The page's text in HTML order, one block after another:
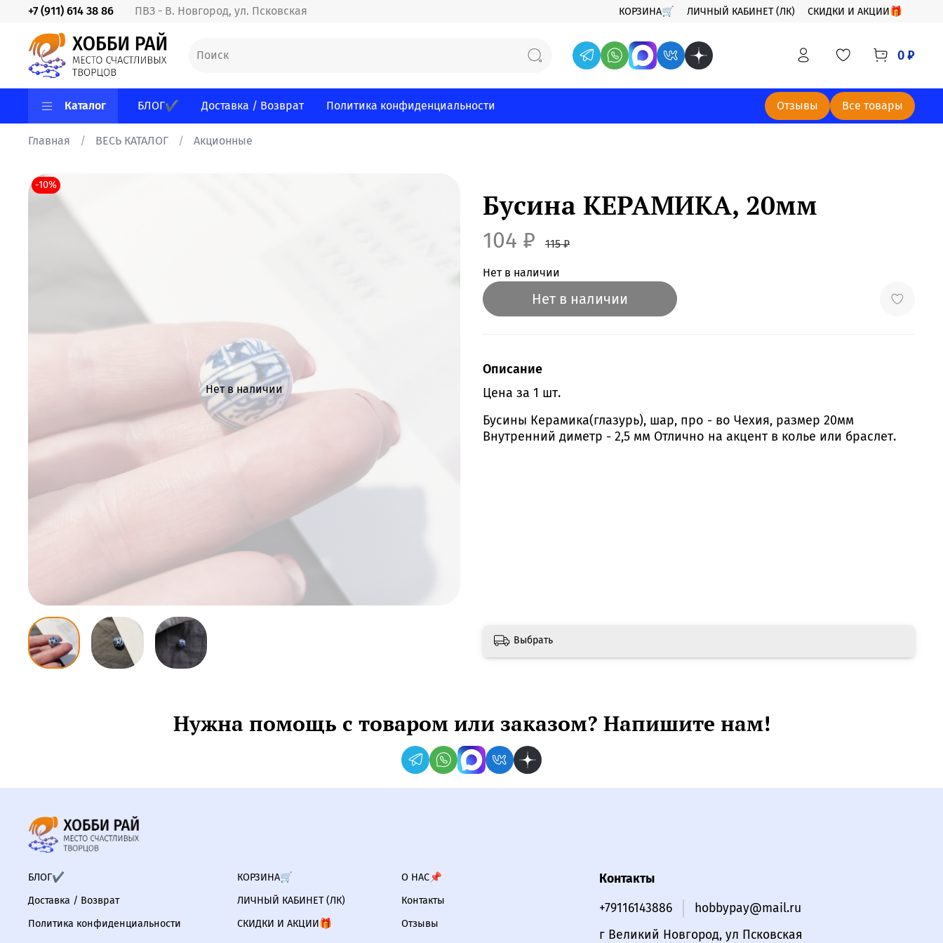
КОРЗИНА🛒 ЛИЧНЫЙ КАБИНЕТ (ЛК) СКИДКИ И АКЦИИ🎁
ПВЗ - В. Новгород, ул. Псковская
+7 (911) 614 38 86
0 ₽
Каталог БЛОГ✔ Доставка / Возврат Политика конфиденциальности Отзывы Все товары
Главная ВЕСЬ КАТАЛОГ Акционные
Нет в наличии
-10%
Бусина КЕРАМИКА, 20мм
104 ₽ 115 ₽
Нет в наличии
Нет в наличии
Описание
Цена за 1 шт.
Бусины Керамика(глазурь), шар, про - во Чехия, размер 20мм
Внутренний диметр - 2,5 мм Отлично на акцент в колье или браслет.
Выбрать
Нужна помощь с товаром или заказом? Напишите нам!
БЛОГ✔
Доставка / Возврат
Политика конфиденциальности
КОРЗИНА🛒
ЛИЧНЫЙ КАБИНЕТ (ЛК)
СКИДКИ И АКЦИИ🎁
О НАС📌
Контакты
Отзывы
Контакты
+79116143886
hobbypay@mail.ru
г Великий Новгород, ул Псковская